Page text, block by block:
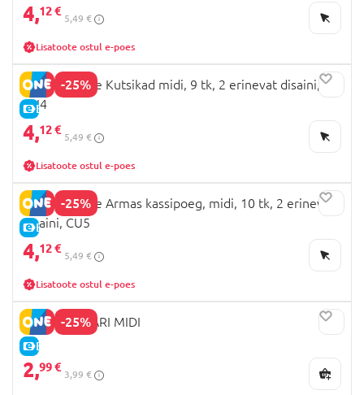
4,12 €
5,49 €
Lisatoote ostul e-poes
-25%
E-HIND
LARSEN pusle Kutsikad midi, 9 tk, 2 erinevat disaini,
CU4
4,12 €
5,49 €
Lisatoote ostul e-poes
-25%
E-HIND
LARSEN pusle Armas kassipoeg, midi, 10 tk, 2 erinevat
disaini, CU5
4,12 €
5,49 €
Lisatoote ostul e-poes
-25%
E-HIND
PUZZLE SAFARI MIDI
2,99 €
3,99 €